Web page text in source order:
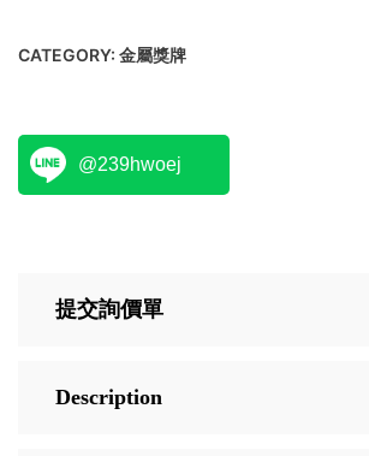
CATEGORY: 金屬獎牌
@239hwoej
提交詢價單
Description